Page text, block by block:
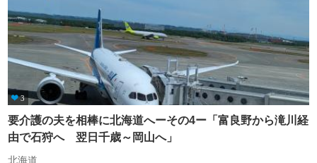
3
要介護の夫を相棒に北海道へーその4ー「富良野から滝川経
由で石狩へ 翌日千歳～岡山へ」
北海道